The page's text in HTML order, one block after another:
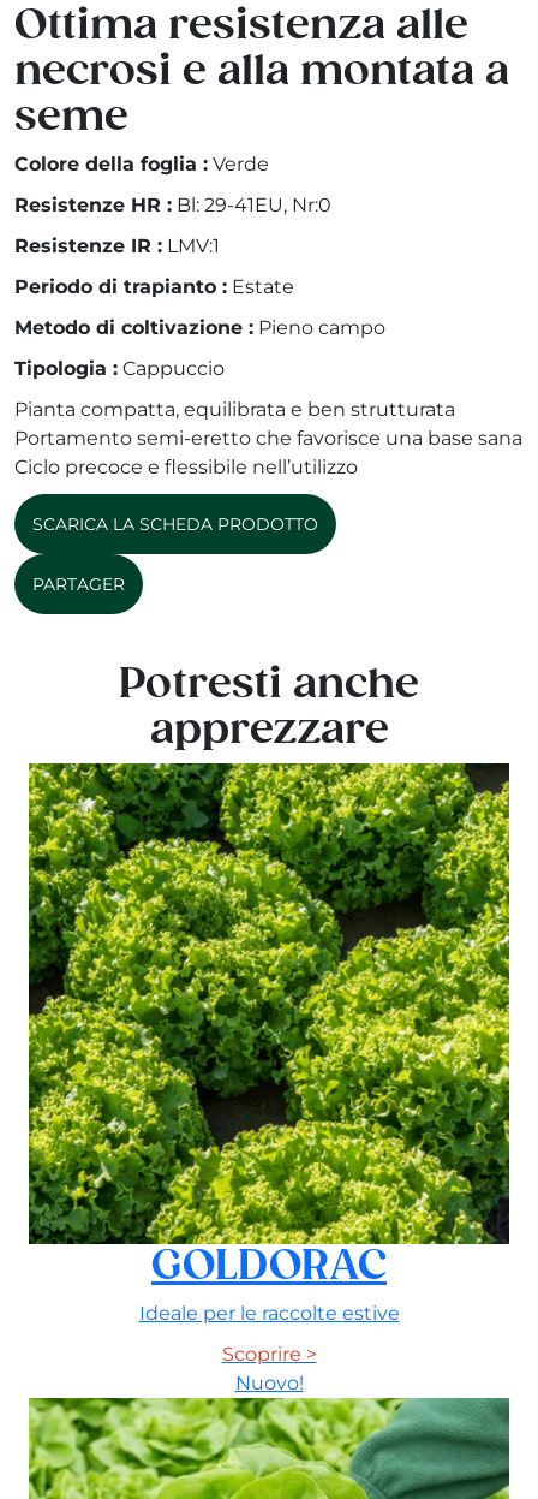
Ottima resistenza alle
necrosi e alla montata a
seme
Colore della foglia : Verde
Resistenze HR : Bl: 29-41EU, Nr:0
Resistenze IR : LMV:1
Periodo di trapianto : Estate
Metodo di coltivazione : Pieno campo
Tipologia : Cappuccio
Pianta compatta, equilibrata e ben strutturata
Portamento semi-eretto che favorisce una base sana
Ciclo precoce e flessibile nell’utilizzo
SCARICA LA SCHEDA PRODOTTO
PARTAGER
Potresti anche
apprezzare
GOLDORAC
Ideale per le raccolte estive
Scoprire >
Nuovo!